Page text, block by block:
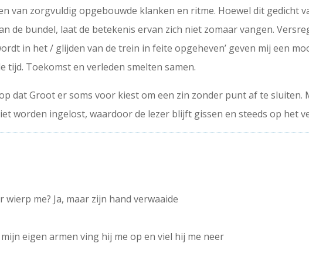
van zorgvuldig opgebouwde klanken en ritme. Hoewel dit gedicht
de bundel, laat de betekenis ervan zich niet zomaar vangen.
in het / glijden van de trein in feite opgeheven’ geven mij een
tijd. Toekomst en verleden smelten samen.
dat Groot er soms voor kiest om een zin zonder punt af te
worden ingelost, waardoor de lezer blijft gissen en steeds op het
wierp me? Ja, maar zijn hand verwaaide
eigen armen ving hij me op en viel hij me neer